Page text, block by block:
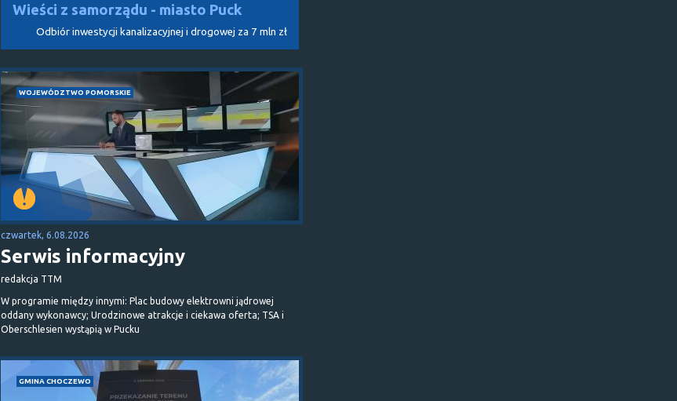
Wieści z samorządu - miasto Puck
Odbiór inwestycji kanalizacyjnej i drogowej za 7 mln zł
WOJEWÓDZTWO POMORSKIE
czwartek, 6.08.2026
Serwis informacyjny
redakcja TTM
W programie między innymi: Plac budowy elektrowni jądrowej
oddany wykonawcy; Urodzinowe atrakcje i ciekawa oferta; TSA i
Oberschlesien wystąpią w Pucku
GMINA CHOCZEWO